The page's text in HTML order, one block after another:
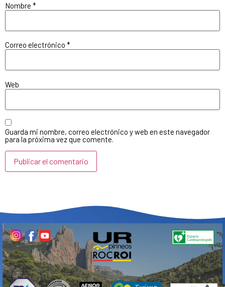
Nombre *
Correo electrónico *
Web
Guarda mi nombre, correo electrónico y web en este navegador
para la próxima vez que comente.